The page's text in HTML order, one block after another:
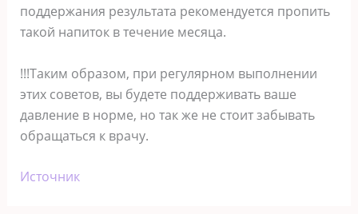
поддержания результата рекомендуется пропить
такой напиток в течение месяца.
!!!Таким образом, при регулярном выполнении
этих советов, вы будете поддерживать ваше
давление в норме, но так же не стоит забывать
обращаться к врачу.
Источник